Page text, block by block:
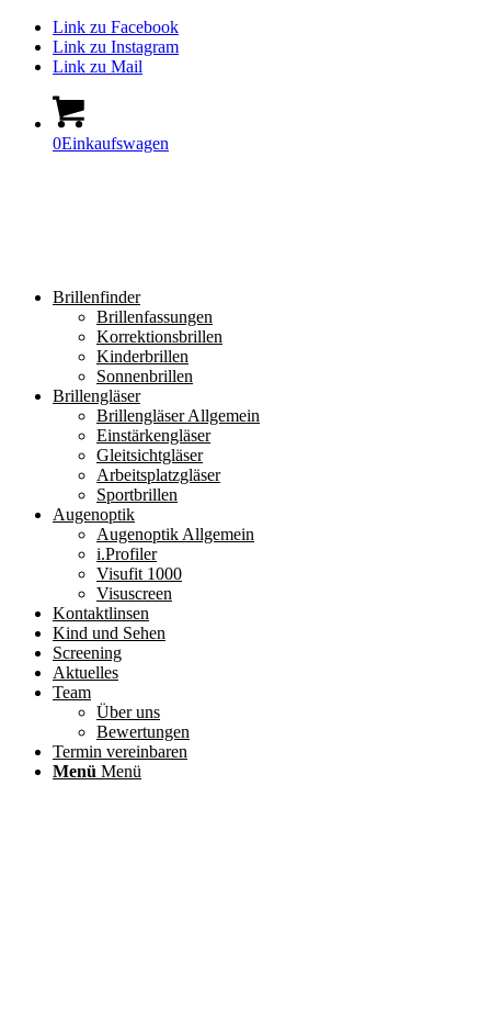
Link zu Facebook
Link zu Instagram
Link zu Mail
0Einkaufswagen
Brillenfinder
Brillenfassungen
Korrektionsbrillen
Kinderbrillen
Sonnenbrillen
Brillengläser
Brillengläser Allgemein
Einstärkengläser
Gleitsichtgläser
Arbeitsplatzgläser
Sportbrillen
Augenoptik
Augenoptik Allgemein
i.Profiler
Visufit 1000
Visuscreen
Kontaktlinsen
Kind und Sehen
Screening
Aktuelles
Team
Über uns
Bewertungen
Termin vereinbaren
Menü Menü